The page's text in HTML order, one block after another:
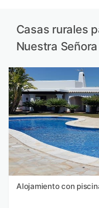
Casas rurales
Nuestra
Alojamiento con